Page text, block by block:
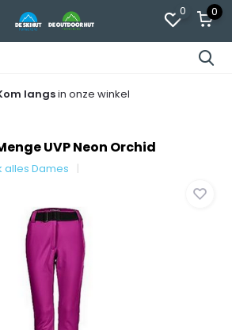
0 0
langsin onze winkel
UVP Neon Orchid
alles Dames